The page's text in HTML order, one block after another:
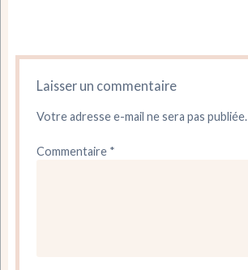
Laisser un commentaire
Votre adresse e-mail ne sera pas publiée.
Commentaire *